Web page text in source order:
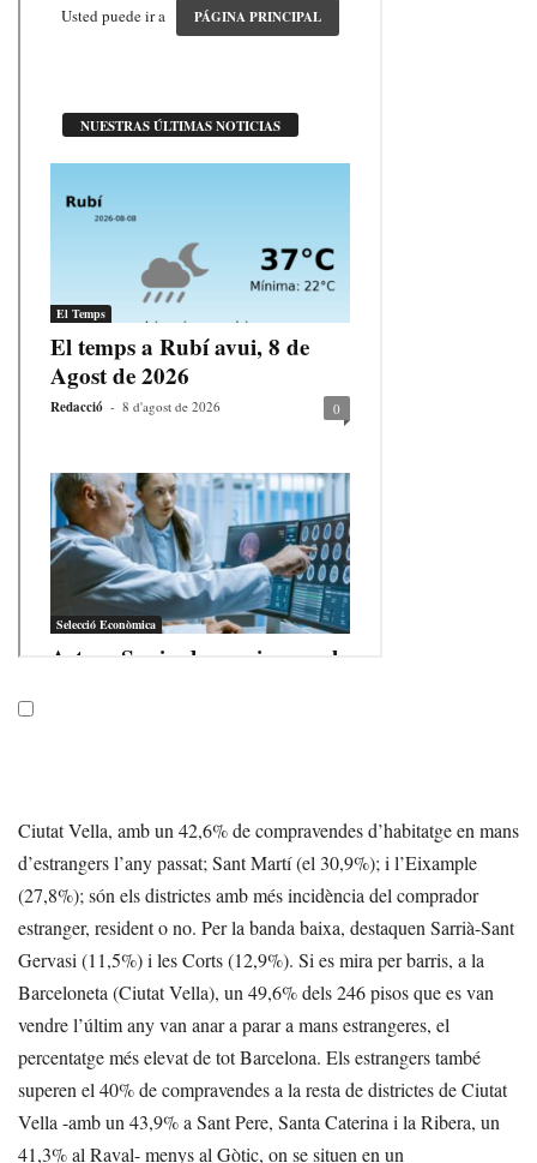
Ciutat Vella, amb un 42,6% de compravendes d’habitatge en mans
d’estrangers l’any passat; Sant Martí (el 30,9%); i l’Eixample
(27,8%); són els districtes amb més incidència del comprador
estranger, resident o no. Per la banda baixa, destaquen Sarrià-Sant
Gervasi (11,5%) i les Corts (12,9%). Si es mira per barris, a la
Barceloneta (Ciutat Vella), un 49,6% dels 246 pisos que es van
vendre l’últim any van anar a parar a mans estrangeres, el
percentatge més elevat de tot Barcelona. Els estrangers també
superen el 40% de compravendes a la resta de districtes de Ciutat
Vella -amb un 43,9% a Sant Pere, Santa Caterina i la Ribera, un
41,3% al Raval- menys al Gòtic, on se situen en un